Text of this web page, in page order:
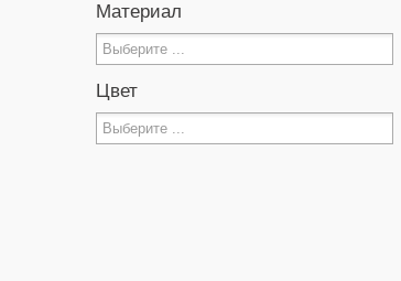
Материал
Цвет